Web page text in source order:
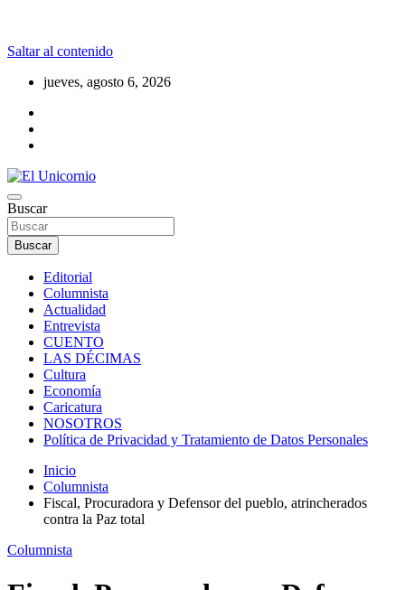
Saltar al contenido
jueves, agosto 6, 2026
El Unicornio
La realidad supera la fantasía
Buscar
Buscar
Editorial
Columnista
Actualidad
Entrevista
CUENTO
LAS DÉCIMAS
Cultura
Economía
Caricatura
NOSOTROS
Política de Privacidad y Tratamiento de Datos Personales
Inicio
Columnista
Fiscal, Procuradora y Defensor del pueblo, atrincherados
contra la Paz total
Columnista